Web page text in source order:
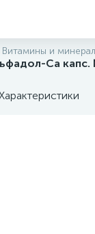
Витамины и
Са